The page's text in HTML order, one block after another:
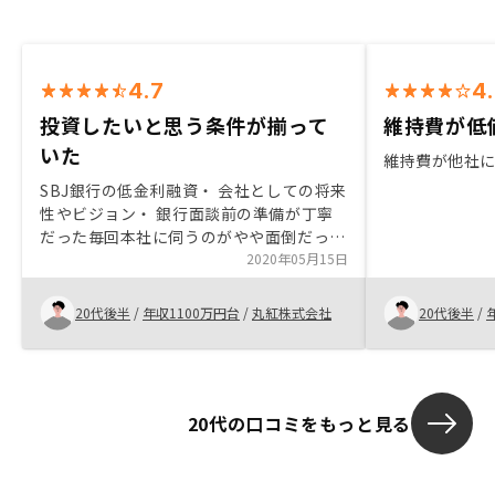
4.7
投資したいと思う条件が揃って
いた
SBJ銀行の低金利融資・ 会社としての将来
性やビジョン・ 銀行面談前の準備が丁寧
だった毎回本社に伺うのがやや面倒だった
2020年05月15日
20代後半 / 年収1100万円台 /丸紅株式会社
維持費が低
維持費が他社
20代後半 /
20代の口コミをもっと見る